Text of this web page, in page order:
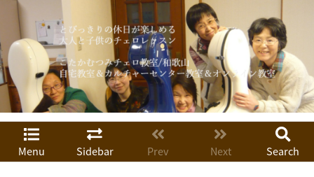
Menu Sidebar Prev Next Search